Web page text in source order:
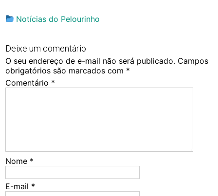
Notícias do Pelourinho
Deixe um comentário
O seu endereço de e-mail não será publicado. Campos
obrigatórios são marcados com *
Comentário *
Nome *
E-mail *